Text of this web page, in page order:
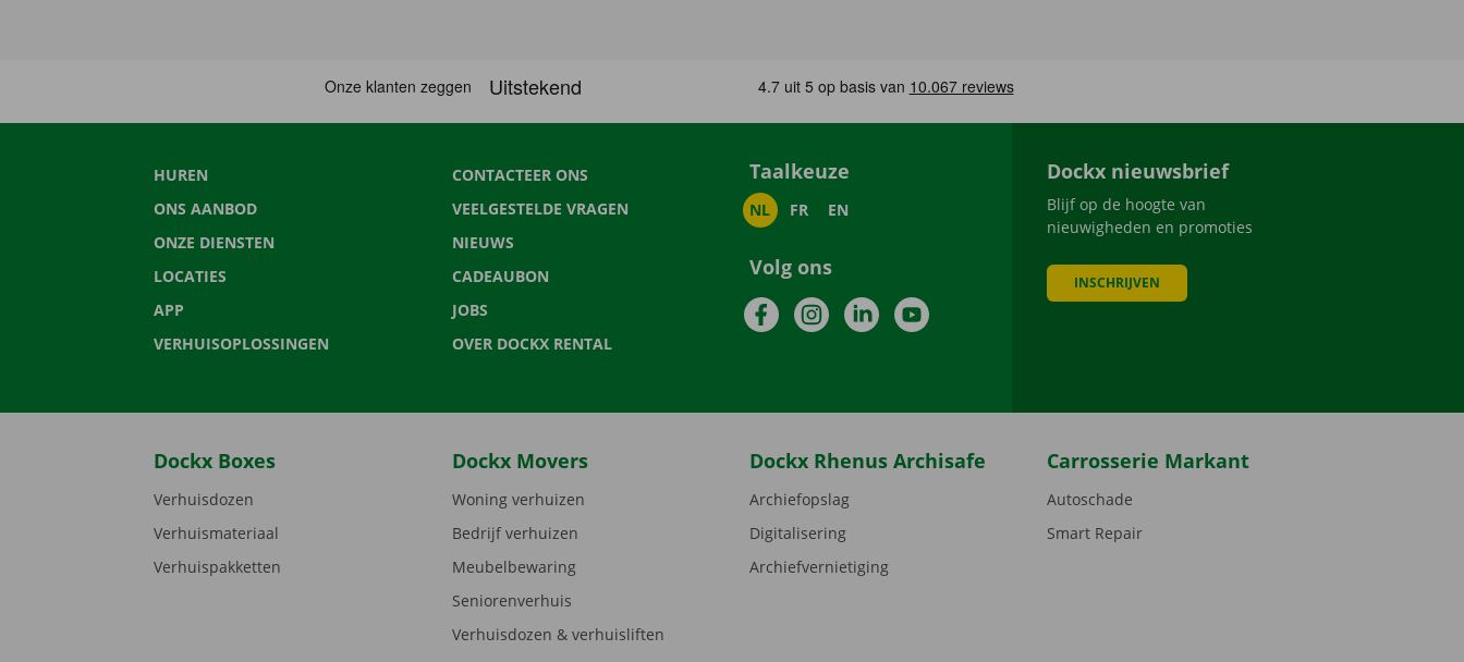
HUREN
ONS AANBOD
ONZE DIENSTEN
LOCATIES
APP
VERHUISOPLOSSINGEN
CONTACTEER ONS
VEELGESTELDE VRAGEN
NIEUWS
CADEAUBON
JOBS
OVER DOCKX RENTAL
Taalkeuze
NL FR EN
Volg ons
FacebookInstagramLinkedInYouTube
Dockx nieuwsbrief
Blijf op de hoogte van
nieuwigheden en promoties
INSCHRIJVEN
Dockx Boxes
Verhuisdozen
Verhuismateriaal
Verhuispakketten
Dockx Movers
Woning verhuizen
Bedrijf verhuizen
Meubelbewaring
Seniorenverhuis
Verhuisdozen & verhuisliften
Dockx Rhenus Archisafe
Archiefopslag
Digitalisering
Archiefvernietiging
Carrosserie Markant
Autoschade
Smart Repair